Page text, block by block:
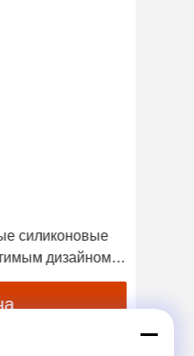
силиконовые
дизайном